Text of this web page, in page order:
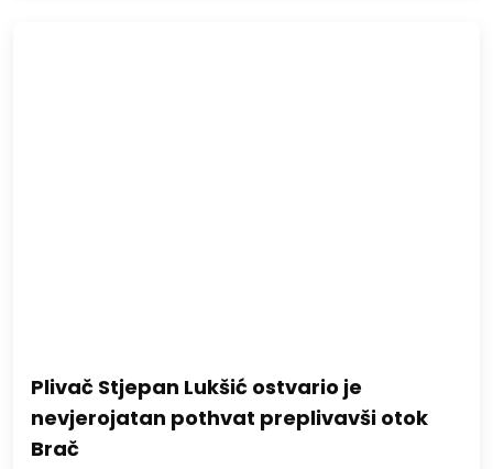
Plivač Stjepan Lukšić ostvario je
nevjerojatan pothvat preplivavši otok
Brač